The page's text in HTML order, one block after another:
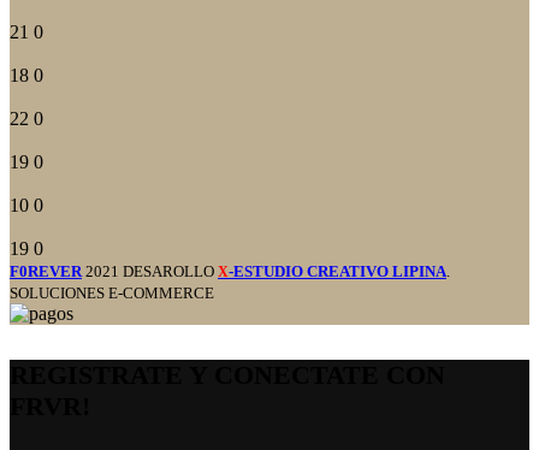
21 0
18 0
22 0
19 0
10 0
19 0
F0REVER 2021 DESAROLLO X-ESTUDIO CREATIVO LIPINA
SOLUCIONES E-COMMERCE